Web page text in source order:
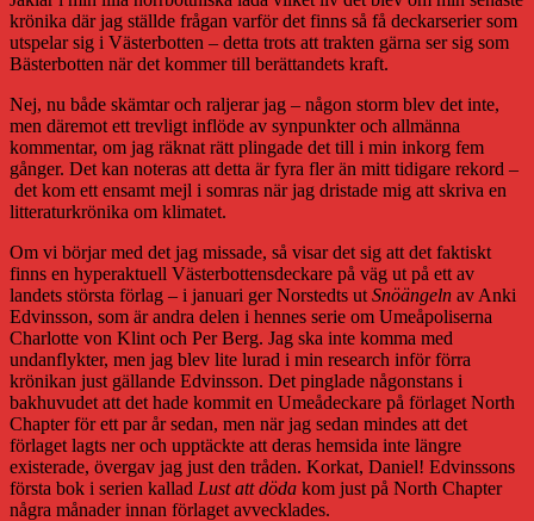
krönika där jag ställde frågan varför det finns så få deckarserier som
utspelar sig i Västerbotten – detta trots att trakten gärna ser sig som
Bästerbotten när det kommer till berättandets kraft.
Nej, nu både skämtar och raljerar jag – någon storm blev det inte,
men däremot ett trevligt inflöde av synpunkter och allmänna
kommentar, om jag räknat rätt plingade det till i min inkorg fem
gånger. Det kan noteras att detta är fyra fler än mitt tidigare rekord –
det kom ett ensamt mejl i somras när jag dristade mig att skriva en
litteraturkrönika om klimatet.
Om vi börjar med det jag missade, så visar det sig att det faktiskt
finns en hyperaktuell Västerbottensdeckare på väg ut på ett av
landets största förlag – i januari ger Norstedts ut Snöängeln av Anki
Edvinsson, som är andra delen i hennes serie om Umeåpoliserna
Charlotte von Klint och Per Berg. Jag ska inte komma med
undanflykter, men jag blev lite lurad i min research inför förra
krönikan just gällande Edvinsson. Det pinglade någonstans i
bakhuvudet att det hade kommit en Umeådeckare på förlaget North
Chapter för ett par år sedan, men när jag sedan mindes att det
förlaget lagts ner och upptäckte att deras hemsida inte längre
existerade, övergav jag just den tråden. Korkat, Daniel! Edvinssons
första bok i serien kallad Lust att döda kom just på North Chapter
några månader innan förlaget avvecklades.